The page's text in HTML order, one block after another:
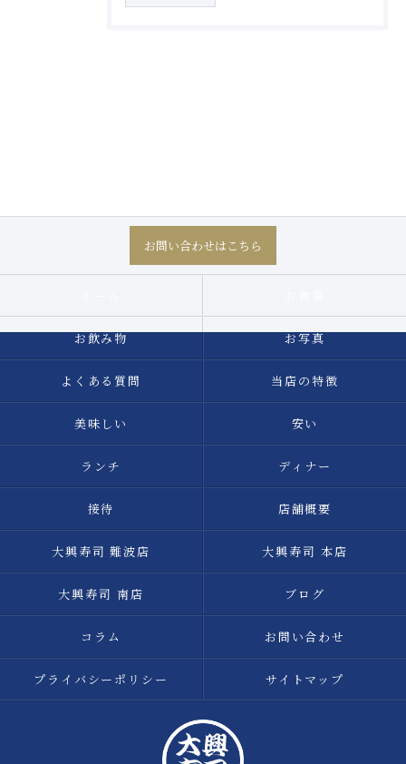
お問い合わせはこちら
お飲み物 お写真
よくある質問 当店の特徴
美味しい 安い
ランチ ディナー
接待 店舗概要
大興寿司 難波店 大興寿司 本店
大興寿司 南店 ブログ
コラム お問い合わせ
プライバシーポリシー サイトマップ